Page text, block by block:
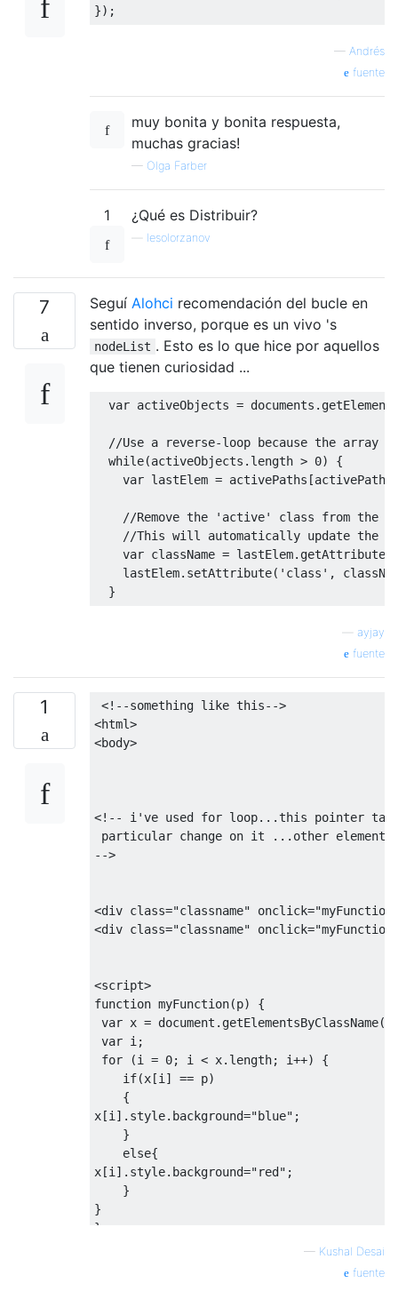
});
— Andrés
fuente
muy bonita y bonita respuesta,
muchas gracias!
— Olga Farber
1 ¿Qué es Distribuir?
lesolorzanov
7 Seguí Alohci recomendación del bucle en
sentido inverso, porque es un vivo 's
nodeList . Esto es lo que hice por aquellos
que tienen curiosidad ...
var activeObjects = documents .
//Use a reverse-loop because the array
while(activeObjects . length > 0)
{
var lastElem = activePaths [activePaths
//Remove the 'active' class from the
//This will automatically update the
var className = lastElem. getAttribute
    lastElem
. setAttribute( 'class' ,
}
ayjay
fuente
1 <!--something like this-->
<html>
<body>
<!-- i 've used for loop...this pointer
particular change on it
... other
-->
<div class="classname" onclick=
<div class="classname" onclick=
<script>
function myFunction(p)
{
var x = document . getElementsByClassName(
var i ;
for
(i = 0; i < x. length; i++)
{
if(x [i ] == p)
{
x [i ]. style. background="blue" ;
}
else{
x [i ]. style. background="red" ;
}
}
}
— Kushal Desai
fuente